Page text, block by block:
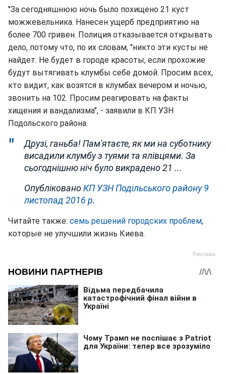
"За сегодняшнюю ночь было похищено 21 куст
можжевельника. Нанесен ущерб предприятию на
более 700 гривен. Полиция отказывается открывать
дело, потому что, по их словам, "никто эти кусты не
найдет. Не будет в городе красоты, если прохожие
будут вытягивать клумбы себе домой. Просим всех,
кто видит, как возятся в клумбах вечером и ночью,
звонить на 102. Просим реагировать на факты
хищения и вандализма", - заявили в КП УЗН
Подольского района.
Друзі, ганьба! Пам'ятаєте, як ми на суботнику
висадили клумбу з туями та ялівцями. За
сьогоднішню ніч було викрадено 21 ...
ОпублікованоКП УЗН Подільського району 9
листопад 2016 р.
Читайте также: семь решений городских проблем,
которые не улучшили жизнь Киева.